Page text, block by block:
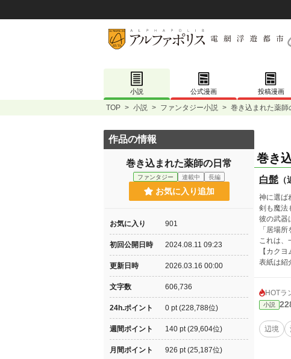
小説 公式漫画 投稿漫画
TOP > 小説 > ファンタジー小説 > 巻き込まれた薬師
巻き
白髭
神に選ば
剣も魔法
彼の武器
「居場
これは、
【カク
表紙は紹
HOTラ
小説
辺境
作品の情報
巻き込まれた薬師の日常
ファンタジー 連載中 長編
お気に入り追加
お気に入り 901
初回公開日時 2024.08.11 09:23
更新日時 2026.03.16 00:00
文字数 606,736
24h.ポイント 0 pt (228,788位)
週間ポイント 140 pt (29,604位)
月間ポイント 926 pt (25,187位)